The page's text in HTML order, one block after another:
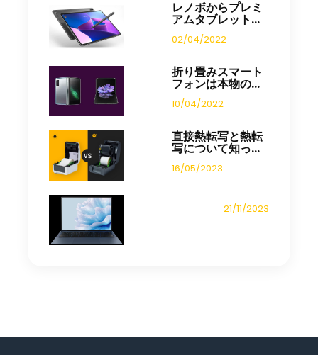
レノボからプレミ
アムタブレット...
02/04/2022
折り畳みスマート
フォンは本物の...
10/04/2022
直接熱転写と熱転
写について知っ...
16/05/2023
21/11/2023